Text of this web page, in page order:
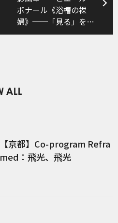
ボナール《浴槽の裸
婦》──「見る」を問
う「永澤 桂」
【京都】Co-program Refra
med：飛光、飛光